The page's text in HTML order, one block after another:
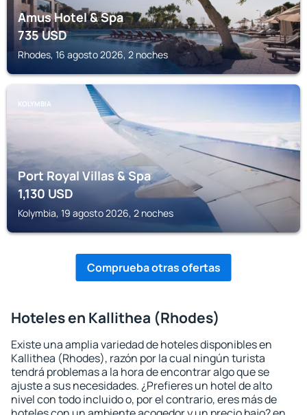
Amus Hotel & Spa
735USD
Rhodes, 16 agosto 2026, 2 noches
KOLYMBIA
Port Royal Villas & Spa
1,130USD
Kolymbia, 19 agosto 2026, 2 noches
Comprueba otras ofertas
Hoteles en Kallithea (Rhodes)
Existe una amplia variedad de hoteles disponibles en
Kallithea (Rhodes), razón por la cual ningún turista
tendrá problemas a la hora de encontrar algo que se
ajuste a sus necesidades. ¿Prefieres un hotel de alto
nivel con todo incluido o, por el contrario, eres más de